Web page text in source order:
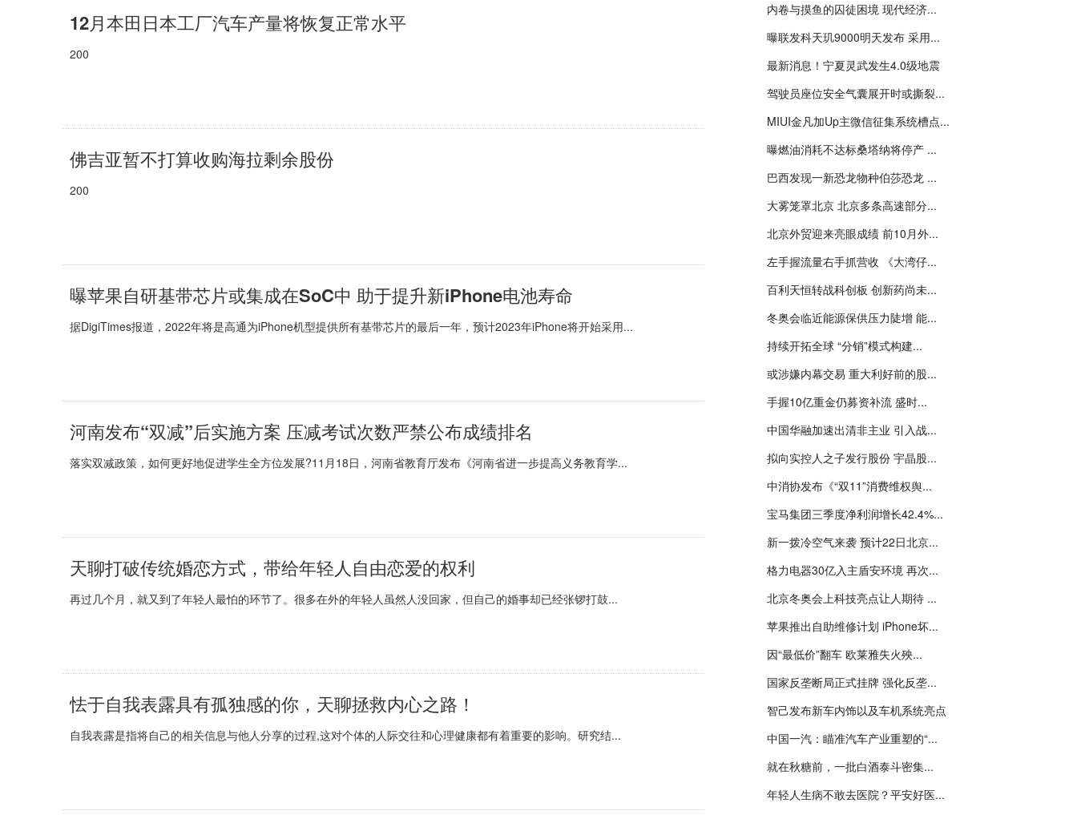
12月本田日本工厂汽车产量将恢复正常水平
200
佛吉亚暂不打算收购海拉剩余股份
200
曝苹果自研基带芯片或集成在SoC中 助于提升新iPhone电池寿命
据DigiTimes报道，2022年将是高通为iPhone机型提供所有基带芯片的最后一年，预计2023年iPhone将开始采用...
河南发布“双减”后实施方案 压减考试次数严禁公布成绩排名
落实双减政策，如何更好地促进学生全方位发展?11月18日，河南省教育厅发布《河南省进一步提高义务教育学...
天聊打破传统婚恋方式，带给年轻人自由恋爱的权利
再过几个月，就又到了年轻人最怕的环节了。很多在外的年轻人虽然人没回家，但自己的婚事却已经张锣打鼓...
怯于自我表露具有孤独感的你，天聊拯救内心之路！
自我表露是指将自己的相关信息与他人分享的过程,这对个体的人际交往和心理健康都有着重要的影响。研究结...
内卷与摸鱼的囚徒困境 现代经济...
曝联发科天玑9000明天发布 采用...
最新消息！宁夏灵武发生4.0级地震
驾驶员座位安全气囊展开时或撕裂...
MIUI金凡加Up主微信征集系统槽点...
曝燃油消耗不达标桑塔纳将停产 ...
巴西发现一新恐龙物种伯莎恐龙 ...
大雾笼罩北京 北京多条高速部分...
北京外贸迎来亮眼成绩 前10月外...
左手握流量右手抓营收 《大湾仔...
百利天恒转战科创板 创新药尚未...
冬奥会临近能源保供压力陡增 能...
持续开拓全球 “分销”模式构建...
或涉嫌内幕交易 重大利好前的股...
手握10亿重金仍募资补流 盛时...
中国华融加速出清非主业 引入战...
拟向实控人之子发行股份 宇晶股...
中消协发布《“双11”消费维权舆...
宝马集团三季度净利润增长42.4%...
新一拨冷空气来袭 预计22日北京...
格力电器30亿入主盾安环境 再次...
北京冬奥会上科技亮点让人期待 ...
苹果推出自助维修计划 iPhone坏...
因“最低价”翻车 欧莱雅失火殃...
国家反垄断局正式挂牌 强化反垄...
智己发布新车内饰以及车机系统亮点
中国一汽：瞄准汽车产业重塑的“...
​就在秋糖前，一批白酒泰斗密集...
年轻人生病不敢去医院？平安好医...